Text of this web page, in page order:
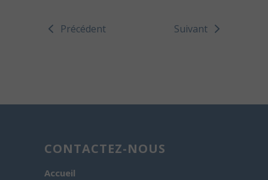
Précédent Suivant
CONTACTEZ-NOUS
Accueil